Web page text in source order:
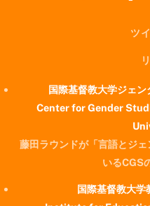
ツ
国際基督教大学ジェン
Center for Gender
藤田ラウンドが「言語とジ
いるCGS
国際基督教大学